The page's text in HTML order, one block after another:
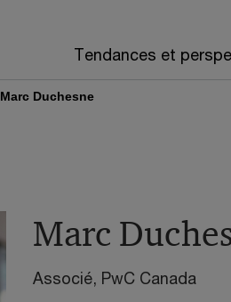
Tendances et
Marc Duchesne
Marc
Associé, PwC Canada